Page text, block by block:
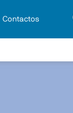
Contactos